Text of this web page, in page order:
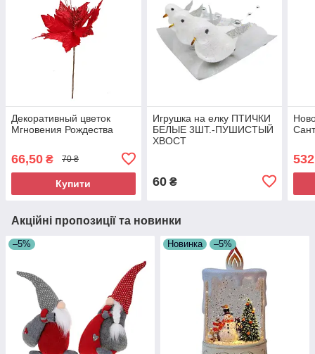
Декоративный цветок
Мгновения Рождества
66,50 ₴ 70 ₴
Купити
Игрушка на елку ПТИЧКИ
БЕЛЫЕ 3ШТ.-ПУШИСТЫЙ
ХВОСТ
60₴
532
Акційні пропозиції та новинки
–5% Новинка –5%